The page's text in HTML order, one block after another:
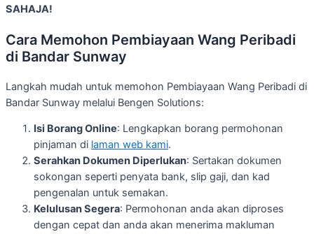
SAHAJA!
Cara Memohon Pembiayaan Wang Peribadi
di Bandar Sunway
Langkah mudah untuk memohon Pembiayaan Wang Peribadi di
Bandar Sunway melalui Bengen Solutions:
Isi Borang Online: Lengkapkan borang permohonan
pinjaman di laman web kami.
Serahkan Dokumen Diperlukan: Sertakan dokumen
sokongan seperti penyata bank, slip gaji, dan kad
pengenalan untuk semakan.
Kelulusan Segera: Permohonan anda akan diproses
dengan cepat dan anda akan menerima makluman